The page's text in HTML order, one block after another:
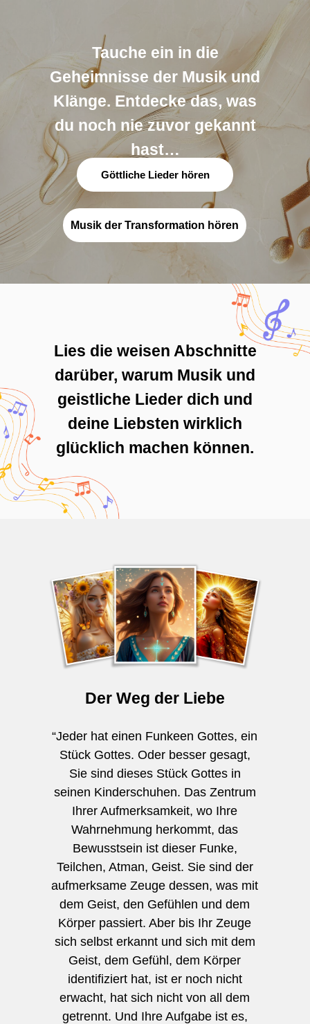
Göttliche Lieder hören
Musik der Transformation hören
Tauche ein in die
Geheimnisse der Musik und
Klänge. Entdecke das, was
du noch nie zuvor gekannt
hast…
Lies die weisen Abschnitte
darüber, warum Musik und
geistliche Lieder dich und
deine Liebsten wirklich
glücklich machen können.
“Jeder hat einen Funkeen Gottes, ein
Stück Gottes. Oder besser gesagt,
Sie sind dieses Stück Gottes in
seinen Kinderschuhen. Das Zentrum
Ihrer Aufmerksamkeit, wo Ihre
Wahrnehmung herkommt, das
Bewusstsein ist dieser Funke,
Teilchen, Atman, Geist. Sie sind der
aufmerksame Zeuge dessen, was mit
dem Geist, den Gefühlen und dem
Körper passiert. Aber bis Ihr Zeuge
sich selbst erkannt und sich mit dem
Geist, dem Gefühl, dem Körper
identifiziert hat, ist er noch nicht
erwacht, hat sich nicht von all dem
getrennt. Und Ihre Aufgabe ist es,
Der Weg der Liebe